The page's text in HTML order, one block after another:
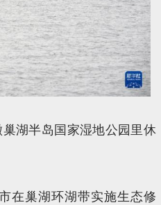
湖半岛国家湿地公园里休
在巢湖环湖带实施生态修